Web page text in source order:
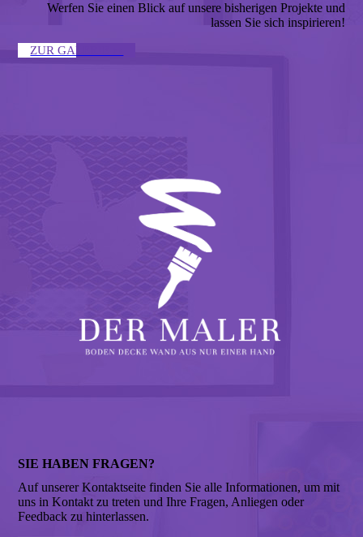
Werfen Sie einen Blick auf unsere bisherigen Projekte und
lassen Sie sich inspirieren!
ZUR GALERIE ↣
SIE HABEN FRAGEN?
Auf unserer Kontaktseite finden Sie alle Informationen, um mit
uns in Kontakt zu treten und Ihre Fragen, Anliegen oder
Feedback zu hinterlassen.